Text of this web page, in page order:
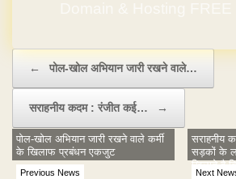
← पोल-खोल अभियान जारी रखने वाले…
सराहनीय कदम : रंजीत कई… →
Previous News
पोल-खोल अभियान जारी रखने वाले कर्मी
के खिलाफ प्रबंधन एकजुट
Next
सराहनीय
सड़कों के
खिलाते है